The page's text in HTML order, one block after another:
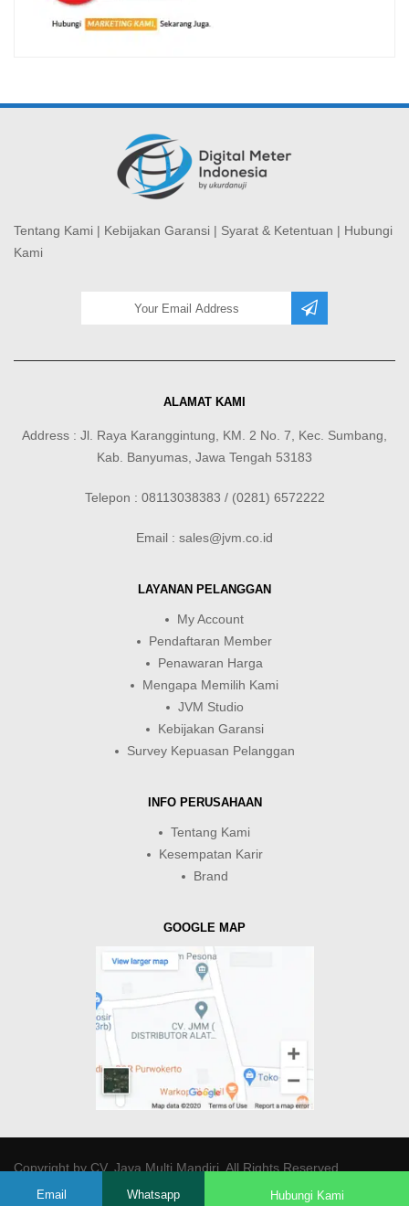
Tentang Kami | Kebijakan Garansi | Syarat & Ketentuan | Hubungi
Kami
ALAMAT KAMI
Address : Jl. Raya Karanggintung, KM. 2 No. 7, Kec. Sumbang,
Kab. Banyumas, Jawa Tengah 53183
Telepon : 08113038383 / (0281) 6572222
Email : sales@jvm.co.id
LAYANAN PELANGGAN
My Account
Pendaftaran Member
Penawaran Harga
Mengapa Memilih Kami
JVM Studio
Kebijakan Garansi
Survey Kepuasan Pelanggan
INFO PERUSAHAAN
Tentang Kami
Kesempatan Karir
Brand
GOOGLE MAP
Copyright byCV. Java Multi Mandiri. All Rights Reserved.
Email Whatsapp Hubungi Kami